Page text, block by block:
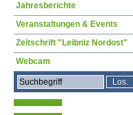
Jahresberichte
Veranstaltungen & Events
Zeitschrift "Leibniz Nordost"
Webcam